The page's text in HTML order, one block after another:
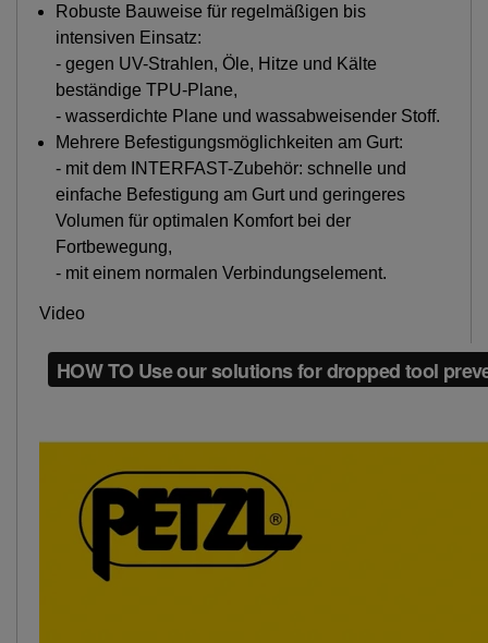
Robuste Bauweise für regelmäßigen bis
intensiven Einsatz:
- gegen UV-Strahlen, Öle, Hitze und Kälte
beständige TPU-Plane,
- wasserdichte Plane und wassabweisender Stoff.
Mehrere Befestigungsmöglichkeiten am Gurt:
- mit dem INTERFAST-Zubehör: schnelle und
einfache Befestigung am Gurt und geringeres
Volumen für optimalen Komfort bei der
Fortbewegung,
- mit einem normalen Verbindungselement.
Video